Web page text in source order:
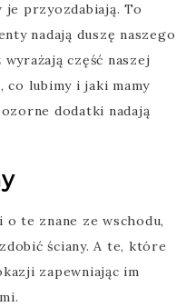
przyozdabiają. To
nadają duszę naszego
część naszej
co lubimy i jaki mamy
dodatki nadają
o te znane ze wschodu,
ściany. A te, które
zapewniając im